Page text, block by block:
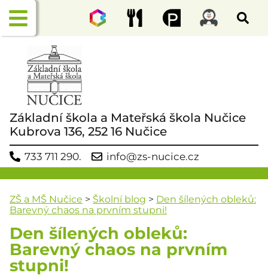
Základní škola a Mateřská škola Nučice
Kubrova 136, 252 16 Nučice
733 711 290. info@zs-nucice.cz
ZŠ a MŠ Nučice > Školní blog > Den šílených obleků:
Barevný chaos na prvním stupni!
Den šílených obleků:
Barevný chaos na prvním
stupni!